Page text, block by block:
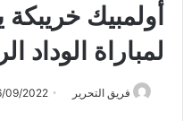
أولمبيك
لمباراة الوداد
فريق التحرير 09/2022